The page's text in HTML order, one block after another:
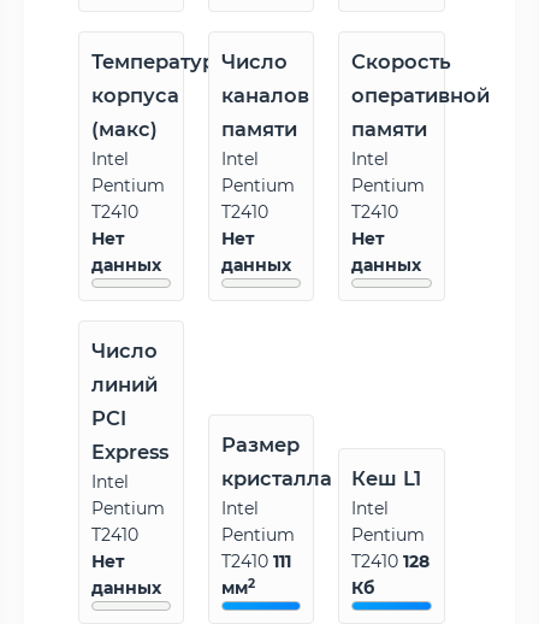
Температура
корпуса
(макс)
Intel
Pentium
T2410
Нет
данных
Число
каналов
памяти
Intel
Pentium
T2410
Нет
данных
Скорость
оперативной
памяти
Intel
Pentium
T2410
Нет
данных
Число
линий
PCI
Express
Intel
Pentium
T2410
Нет
данных
Размер
кристалла
Intel
Pentium
T2410111
мм2
Кеш L1
Intel
Pentium
T2410128
Кб